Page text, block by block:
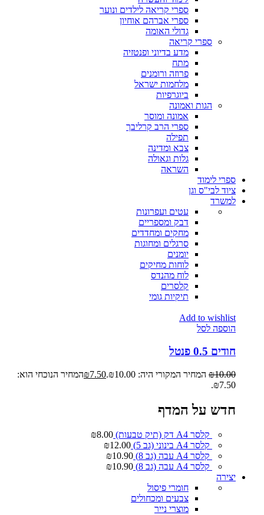
ספרי קריאה לילדים ונוער
ספרי אברהם אוחיון
גדולי האומה
ספרי קריאה
מדע בדיוני ופנטזיה
מתח
פרוזה ורומנים
מלחמות ישראל
ביוגרפיות
הגות ואמונה
אמונה ומוסר
ספרי הרב קרליבך
תפילה
צבא ומדינה
גלות וגאולה
השראה
ספרי לימוד
ציוד לבי"ס וגן
למשרד
עטים ועפרונות
דבק ומספריים
מחקים ומחדדים
סרגלים ומחוגות
יומנים
לוחות מחיקים
לוח מהנדס
קלסרים
תיקיות גומי
Add to wishlist
הוספה לסל
חודים 0.5 פנטל
₪10.00 המחיר המקורי היה: ₪10.00. ₪7.50
המחיר הנוכחי הוא:
₪7.50.
חדש על המדף
קלסר A4 דק (תיק טבעות) ₪8.00
קלסר A4 בינוני (גב 5)
₪12.00
קלסר A4 עבה (גב 8)
₪10.90
קלסר A4 עבה (גב 8)
₪10.90
יצירה
חומרי פיסול
צבעים ומכחולים
מוצרי נייר